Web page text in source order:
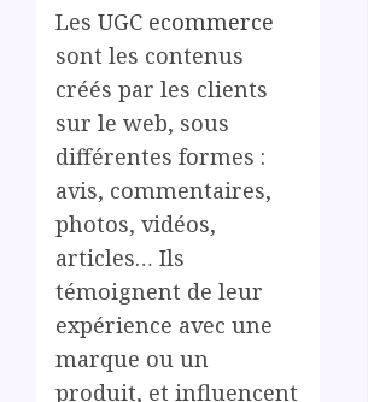
Les UGC ecommerce
sont les contenus
créés par les clients
sur le web, sous
différentes formes :
avis, commentaires,
photos, vidéos,
articles… Ils
témoignent de leur
expérience avec une
marque ou un
produit, et influencent